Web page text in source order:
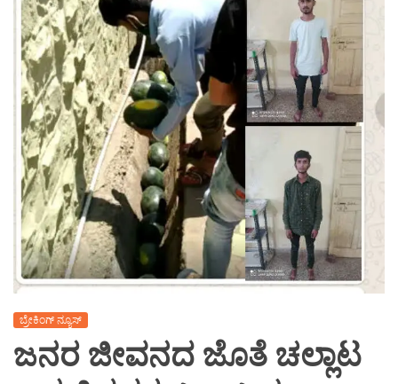
ಬ್ರೇಕಿಂಗ್ ನ್ಯೂಸ್
ಜನರ ಜೀವನದ ಜೊತೆ ಚಲ್ಲಾಟ